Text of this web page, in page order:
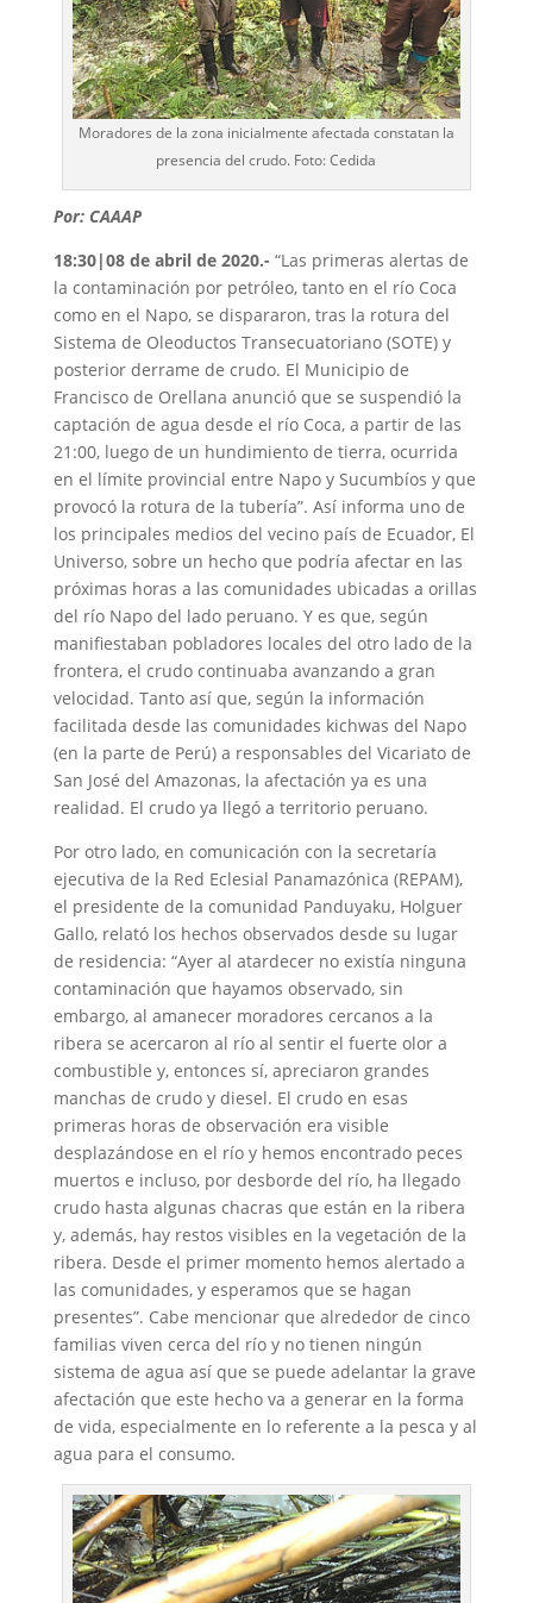
Moradores de la zona inicialmente afectada constatan la
presencia del crudo. Foto: Cedida
Por: CAAAP
18:30|08 de abril de 2020.- “Las primeras alertas de
la contaminación por petróleo, tanto en el río Coca
como en el Napo, se dispararon, tras la rotura del
Sistema de Oleoductos Transecuatoriano (SOTE) y
posterior derrame de crudo. El Municipio de
Francisco de Orellana anunció que se suspendió la
captación de agua desde el río Coca, a partir de las
21:00, luego de un hundimiento de tierra, ocurrida
en el límite provincial entre Napo y Sucumbíos y que
provocó la rotura de la tubería”. Así informa uno de
los principales medios del vecino país de Ecuador, El
Universo, sobre un hecho que podría afectar en las
próximas horas a las comunidades ubicadas a orillas
del río Napo del lado peruano. Y es que, según
manifiestaban pobladores locales del otro lado de la
frontera, el crudo continuaba avanzando a gran
velocidad. Tanto así que, según la información
facilitada desde las comunidades kichwas del Napo
(en la parte de Perú) a responsables del Vicariato de
San José del Amazonas, la afectación ya es una
realidad. El crudo ya llegó a territorio peruano.
Por otro lado, en comunicación con la secretaría
ejecutiva de la Red Eclesial Panamazónica (REPAM),
el presidente de la comunidad Panduyaku, Holguer
Gallo, relató los hechos observados desde su lugar
de residencia: “Ayer al atardecer no existía ninguna
contaminación que hayamos observado, sin
embargo, al amanecer moradores cercanos a la
ribera se acercaron al río al sentir el fuerte olor a
combustible y, entonces sí, apreciaron grandes
manchas de crudo y diesel. El crudo en esas
primeras horas de observación era visible
desplazándose en el río y hemos encontrado peces
muertos e incluso, por desborde del río, ha llegado
crudo hasta algunas chacras que están en la ribera
y, además, hay restos visibles en la vegetación de la
ribera. Desde el primer momento hemos alertado a
las comunidades, y esperamos que se hagan
presentes”. Cabe mencionar que alrededor de cinco
familias viven cerca del río y no tienen ningún
sistema de agua así que se puede adelantar la grave
afectación que este hecho va a generar en la forma
de vida, especialmente en lo referente a la pesca y al
agua para el consumo.